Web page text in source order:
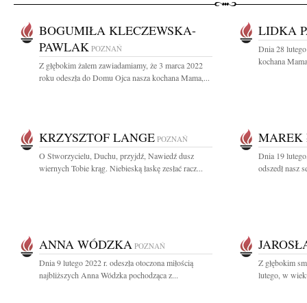
BOGUMIŁA KLECZEWSKA-
PAWLAK POZNAŃ
Z głębokim żalem zawiadamiamy, że 3 marca 2022
roku odeszła do Domu Ojca nasza kochana Mama,...
LIDKA
Dnia 28
kochana
KRZYSZTOF LANGE POZNAŃ
O Stworzycielu, Duchu, przyjdź, Nawiedź dusz
wiernych Tobie krąg. Niebieską łaskę zesłać racz...
Dnia 19
odszedł nasz
ANNA WÓDZKA POZNAŃ
Dnia 9 lutego 2022 r. odeszła otoczona miłością
najbliższych Anna Wódzka pochodząca z...
Z głębokim
lutego, w